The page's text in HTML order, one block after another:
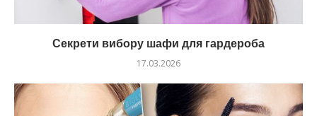
Секрети вибору шафи для гардероба
17.03.2026